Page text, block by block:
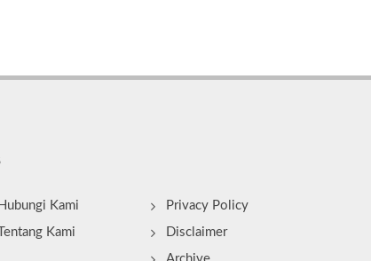
Hubungi Kami
Tentang Kami
Privacy Policy
Disclaimer